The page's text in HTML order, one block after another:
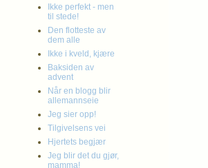
Ikke perfekt - men
til stede!
Den flotteste av
dem alle
Ikke i kveld, kjære
Baksiden av
advent
Når en blogg blir
allemannseie
Jeg sier opp!
Tilgivelsens vei
Hjertets begjær
Jeg blir det du gjør,
mamma!